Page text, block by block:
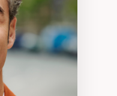
territoire
francophone